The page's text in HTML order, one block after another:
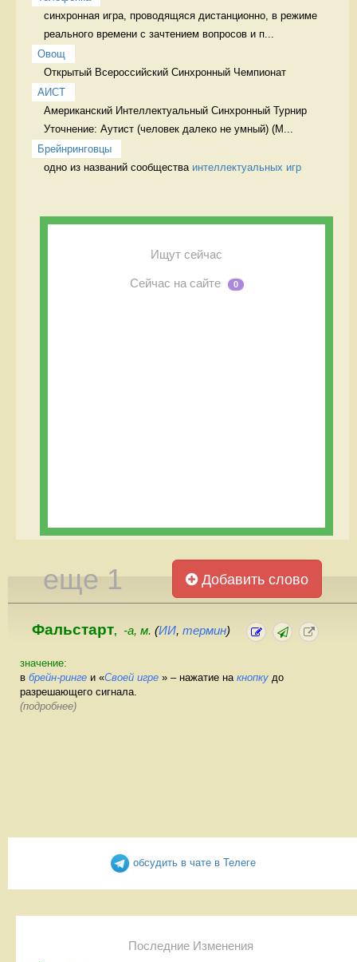
синхронная игра, проводящяся дистанционно, в режиме
реального времени с зачтением вопросов и п...
Овощ
Открытый Всероссийский Синхронный Чемпионат
АИСТ
Американский Интеллектуальный Синхронный Турнир
Уточнение: Аутист (человек далеко не умный) (M...
Брейнринговцы
одно из названий сообщества интеллектуальных игр
Ищут сейчас
Сейчас на сайте 0
еще 1 Добавить слово
Фальстарт, -а, м. (ИИ, термин)
значение:
в брейн-ринге и «Своей игре » – нажатие на кнопку до
разрешающего сигнала.
(подробнее)
обсудить в чате в Телеге
Последние Изменения